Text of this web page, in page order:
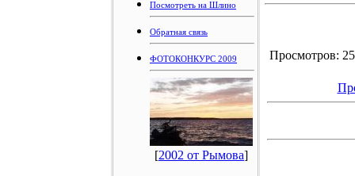
Посмотреть на Шлино
Обратная связь
ФОТОКОНКУРС 2009
[2002 от Рымова]
Просмотров: